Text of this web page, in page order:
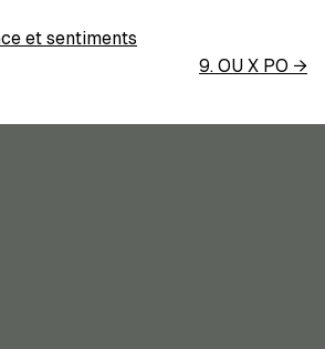
et sentiments
9. OU X PO →